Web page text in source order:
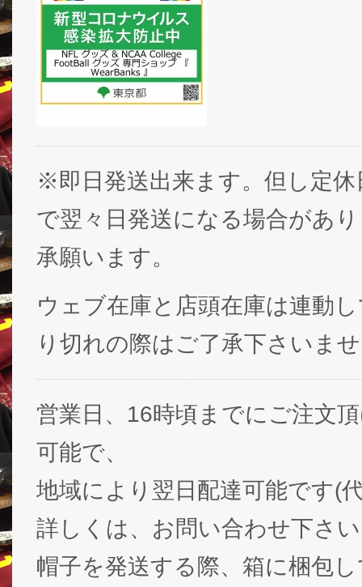
※即日発送出来ます。但し定休
で翌々日発送になる場合があ
承願います。
ウェブ在庫と店頭在庫は連動
り切れの際はご了承下さいま
営業日、16時頃までにご注文
可能で、
地域により翌日配達可能です(
詳しくは、お問い合わせ下さ
帽子を発送する際、箱に梱包